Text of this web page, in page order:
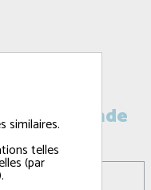
amande
similaires.
telles
(par